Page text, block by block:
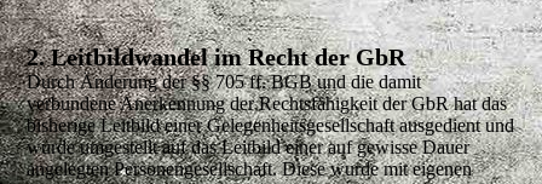
2. Leitbildwandel im Recht der GbR
Durch Änderung der §§ 705 ff. BGB und die damit
verbundene Anerkennung der Rechtsfähigkeit der GbR hat das
bisherige Leitbild einer Gelegenheitsgesellschaft ausgedient und
wurde umgestellt auf das Leitbild einer auf gewisse Dauer
angelegten Personengesellschaft. Diese wurde mit eigenen